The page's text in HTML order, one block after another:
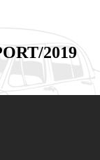
2019